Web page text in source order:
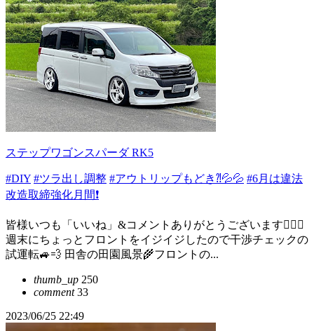
ステップワゴンスパーダ RK5
#DIY #ツラ出し調整 #アウトリップもどき⁈💦💦 #6月は違法
改造取締強化月間❗️
皆様いつも「いいね」&コメントありがとうございます🙇🏻‍♂️
週末にちょっとフロントをイジイジしたので干渉チェックの
試運転🚙💨 田舎の田園風景🌾フロントの...
thumb_up 250
comment33
2023/06/25 22:49